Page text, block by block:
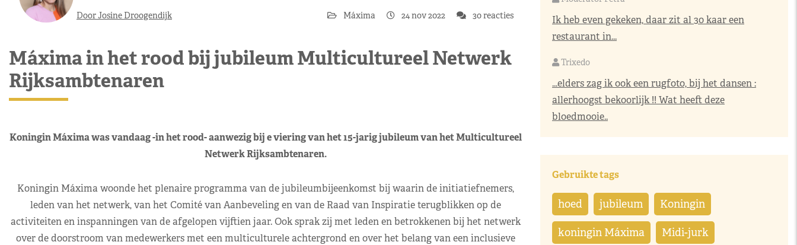
Door Josine Droogendijk Máxima 24 nov 2022 30 reacties
Máxima in het rood bij jubileum Multicultureel Netwerk
Rijksambtenaren
Koningin Máxima was vandaag -in het rood- aanwezig bij e viering van het 15-jarig jubileum van het Multicultureel
Netwerk Rijksambtenaren.
Koningin Máxima woonde het plenaire programma van de jubileumbijeenkomst bij waarin de initiatiefnemers,
leden van het netwerk, van het Comité van Aanbeveling en van de Raad van Inspiratie terugblikken op de
activiteiten en inspanningen van de afgelopen vijftien jaar. Ook sprak zij met leden en betrokkenen bij het netwerk
over de doorstroom van medewerkers met een multiculturele achtergrond en over het belang van een inclusieve
Ik heb even gekeken, daar zit al 30 kaar een
restaurant in...
Trixedo
...elders zag ik ook een rugfoto, bij het dansen :
allerhoogst bekoorlijk !! Wat heeft deze
bloedmooie..
Gebruikte tags
hoed jubileum Koningin
koningin Máxima Midi-jurk